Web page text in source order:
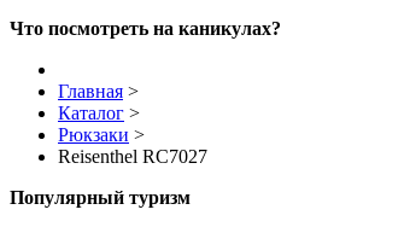
Что посмотреть на каникулах?
Главная >
Каталог >
Рюкзаки >
Reisenthel RC7027
Популярный туризм